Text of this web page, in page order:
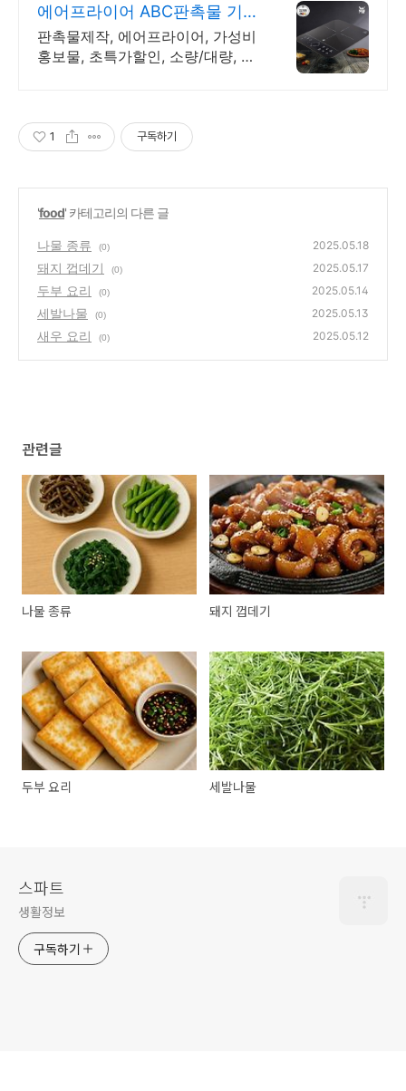
에어프라이어 ABC판촉물 기
업/관공서 후결제
판촉물제작, 에어프라이어, 가성비
홍보물, 초특가할인, 소량/대량, 단
1 구독하기
'food' 카테고리의 다른 글
나물 종류 (0) 2025.05.18
돼지 껍데기 (0) 2025.05.17
두부 요리 (0) 2025.05.14
세발나물 (0) 2025.05.13
새우 요리 (0) 2025.05.12
관련글
나물 종류 돼지 껍데기
두부 요리 세발나물
스파트
생활정보
구독하기